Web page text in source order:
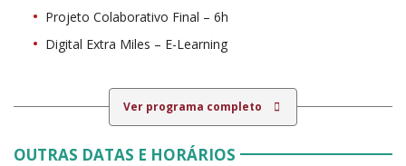
Projeto Colaborativo Final – 6h
Digital Extra Miles – E-Learning
Ver programa completo
OUTRAS DATAS E HORÁRIOS